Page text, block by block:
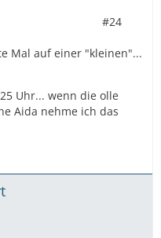
#24
Mal auf einer "kleinen"...
Uhr... wenn die olle
Aida nehme ich das